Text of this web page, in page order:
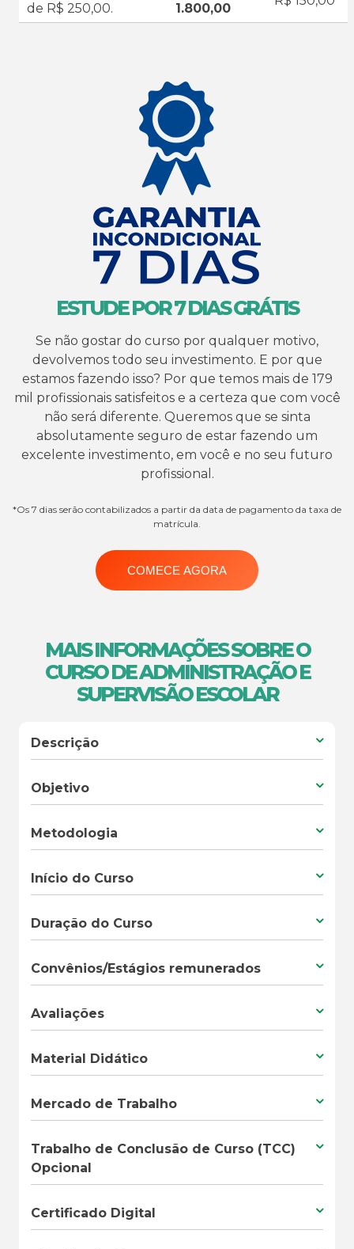
de R$ 250,00.
1.800,00
ESTUDE POR 7 DIAS GRÁTIS
Se não gostar do curso por qualquer motivo,
devolvemos todo seu investimento. E por que
estamos fazendo isso? Por que temos mais de 179
mil profissionais satisfeitos e a certeza que com você
não será diferente. Queremos que se sinta
absolutamente seguro de estar fazendo um
excelente investimento, em você e no seu futuro
profissional.
*Os 7 dias serão contabilizados a partir da data de pagamento da taxa de
matrícula.
COMECE AGORA
MAIS INFORMAÇÕES SOBRE O
CURSO DE ADMINISTRAÇÃO E
SUPERVISÃO ESCOLAR
Descrição
Objetivo
Metodologia
Início do Curso
Duração do Curso
Convênios/Estágios remunerados
Avaliações
Material Didático
Mercado de Trabalho
Trabalho de Conclusão de Curso (TCC)
Opcional
Certificado Digital